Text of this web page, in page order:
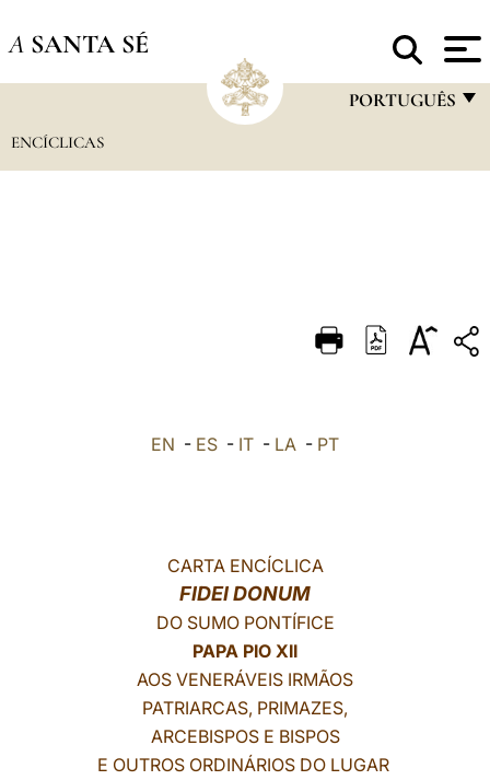
A SANTA SÉ
PORTUGUÊS
DEUTSCH
ENCÍCLICAS
EN - ES - IT - LA - PT
CARTA ENCÍCLICA
FIDEI DONUM
DO SUMO PONTÍFICE
PAPA PIO XII
AOS VENERÁVEIS IRMÃOS
PATRIARCAS, PRIMAZES,
ARCEBISPOS E BISPOS
E OUTROS ORDINÁRIOS DO LUGAR